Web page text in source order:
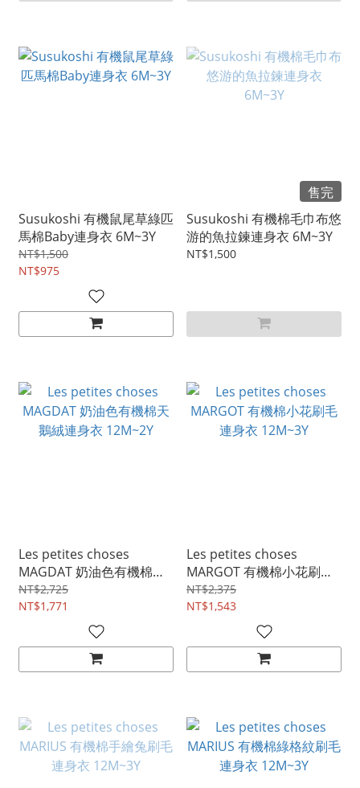
Susukoshi 有機鼠尾草綠匹
馬棉Baby連身衣 6M~3Y
NT$1,500
NT$975
售完
Susukoshi 有機棉毛巾布悠
游的魚拉鍊連身衣 6M~3Y
NT$1,500
Les petites choses
MAGDAT 奶油色有機棉天
鵝絨連身衣 12M~2Y
NT$2,725
NT$1,771
Les petites choses
MARGOT 有機棉小花刷毛
連身衣 12M~3Y
NT$2,375
NT$1,543